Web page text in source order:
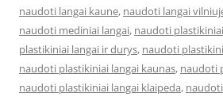
naudoti langai kaune, naudoti langai
naudoti mediniai langai, naudoti
plastikiniai langai ir durys, naudoti
naudoti plastikiniai langai kaunas, naudoti
naudoti plastikiniai langai klaipeda,